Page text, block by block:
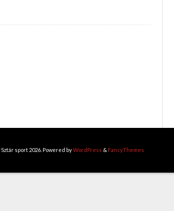
sport 2026. Powered byWordPress & FancyThemes